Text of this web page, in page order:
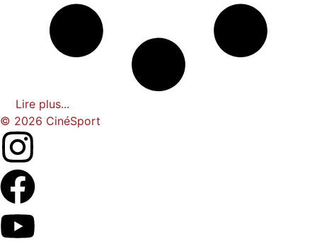
Lire plus...
© 2026 CinéSport